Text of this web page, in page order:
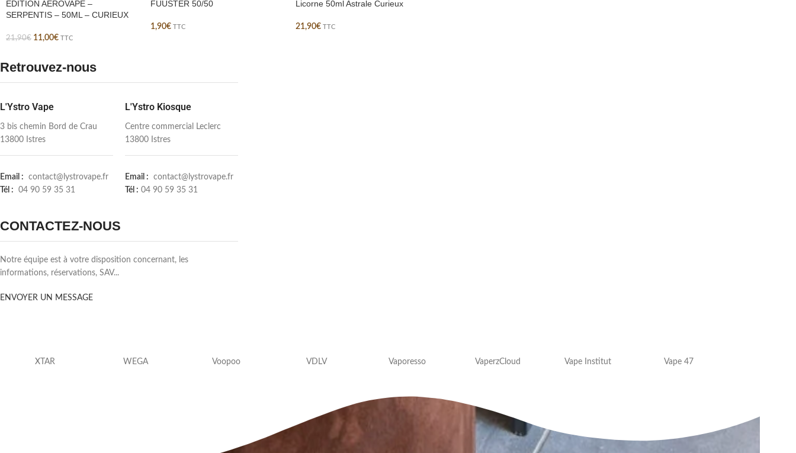
EDITION AEROVAPE –
SERPENTIS – 50ML – CURIEUX
21,90€ 11,00€ TTC
FUUSTER 50/50
1,90€ TTC
Licorne 50ml Astrale Curieux
21,90€ TTC
Retrouvez-nous
L'Ystro Vape
3 bis chemin Bord de Crau
13800 Istres
Email : contact@lystrovape.fr
Tél : 04 90 59 35 31
L'Ystro Kiosque
Centre commercial Leclerc
13800 Istres
Email : contact@lystrovape.fr
Tél : 04 90 59 35 31
CONTACTEZ-NOUS
Notre équipe est à votre disposition concernant, les
informations, réservations, SAV...
ENVOYER UN MESSAGE
XTAR WEGA Voopoo VDLV Vaporesso VaperzCloud Vape Institut Vape 47